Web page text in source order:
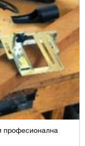
професионална